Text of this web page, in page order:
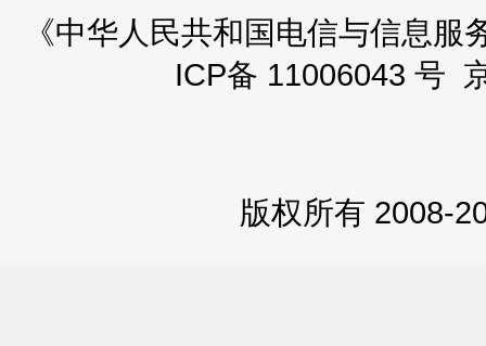
《中华人民共和国电信与信息
ICP备 11006043 号
版权所有 2008-